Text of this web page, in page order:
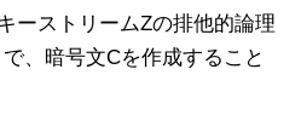
ーストリームZの排他的論理
、暗号文Cを作成すること